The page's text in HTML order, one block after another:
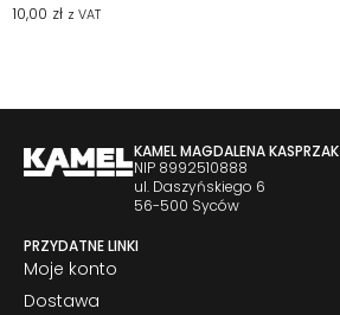
10,00 zł z VAT
KAMEL MAGDALENA KASPRZAK
NIP 8992510888
ul. Daszyńskiego 6
56-500 Syców
PRZYDATNE LINKI
Moje konto
Dostawa